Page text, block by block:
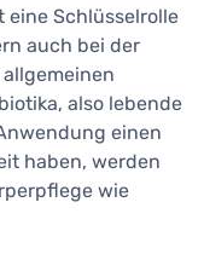
eine Schlüsselrolle
auch bei der
also lebende
einen
haben, werden
wie